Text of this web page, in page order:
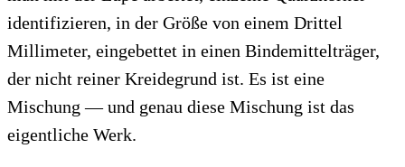
identifizieren, in der Größe von einem Drittel
Millimeter, eingebettet in einen Bindemittelträger,
der nicht reiner Kreidegrund ist. Es ist eine
Mischung — und genau diese Mischung ist das
eigentliche Werk.